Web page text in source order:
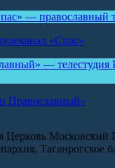
«Спас»
Православный»
Церковь Московский
Таганрогское